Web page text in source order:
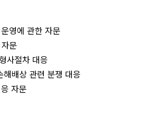
영에 관한 자문
문
사절차 대응
해배상 관련 분쟁 대응
자문